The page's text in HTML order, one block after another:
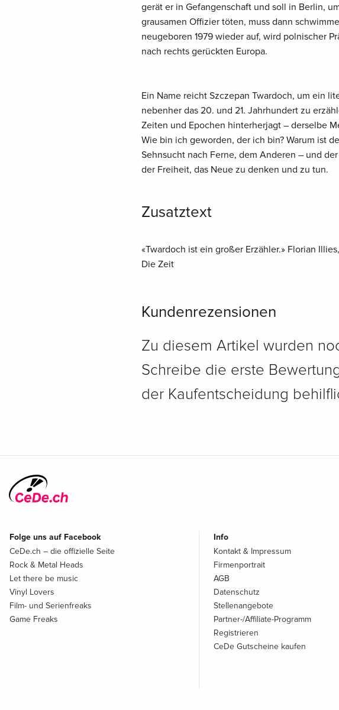
gerät er in Gefangenschaft und soll in Berlin,
grausamen Offizier töten, muss dann
neugeboren 1979 wieder auf, wird polnischer
nach rechts gerückten Europa.
Ein Name reicht Szczepan Twardoch, um ein
nebenher das 20. und 21. Jahrhundert zu
Zeiten und Epochen hinterherjagt – derselbe
Wie bin ich geworden, der ich bin? Warum ist
Sehnsucht nach Ferne, dem Anderen – und
der Freiheit, das Neue zu denken und zu tun.
Zusatztext
«Twardoch ist ein großer Erzähler.» Florian Illies,
Die Zeit
Kundenrezensionen
Zu diesem Artikel wurden
Schreibe die erste
der Kaufentscheidung
Folge uns auf Facebook
CeDe.ch – die offizielle Seite
Rock & Metal Heads
Let there be music
Vinyl Lovers
Film- und Serienfreaks
Game Freaks
Info
Kontakt & Impressum
Firmenportrait
AGB
Datenschutz
Stellenangebote
Partner-/Affiliate-Programm
Registrieren
CeDe Gutscheine kaufen